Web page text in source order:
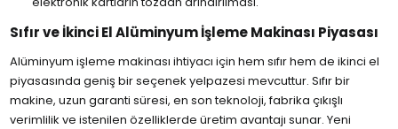
Sıfır ve İkinci El Alüminyum İşleme Makinası Piyasası
Alüminyum işleme makinası ihtiyacı için hem sıfır hem de ikinci el
piyasasında geniş bir seçenek yelpazesi mevcuttur. Sıfır bir
makine, uzun garanti süresi, en son teknoloji, fabrika çıkışlı
verimlilik ve istenilen özelliklerde üretim avantajı sunar. Yeni